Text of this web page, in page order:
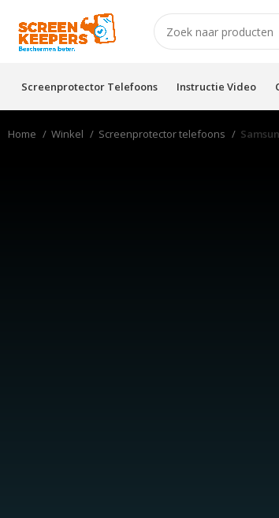
Screenprotector Telefoons Instructie Video
Home Winkel Screenprotector telefoons